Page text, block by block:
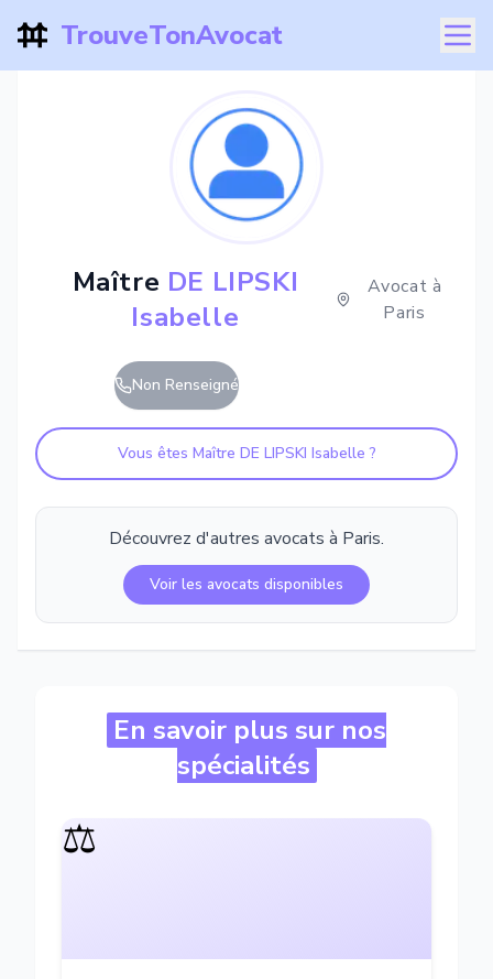
TrouveTonAvocat
Maître DE LIPSKI
Isabelle
Avocat à
Paris
Non Renseigné
Vous êtes Maître DE LIPSKI Isabelle ?
Découvrez d'autres avocats à Paris.
Voir les avocats disponibles
En savoir plus sur nos
spécialités
⚖️